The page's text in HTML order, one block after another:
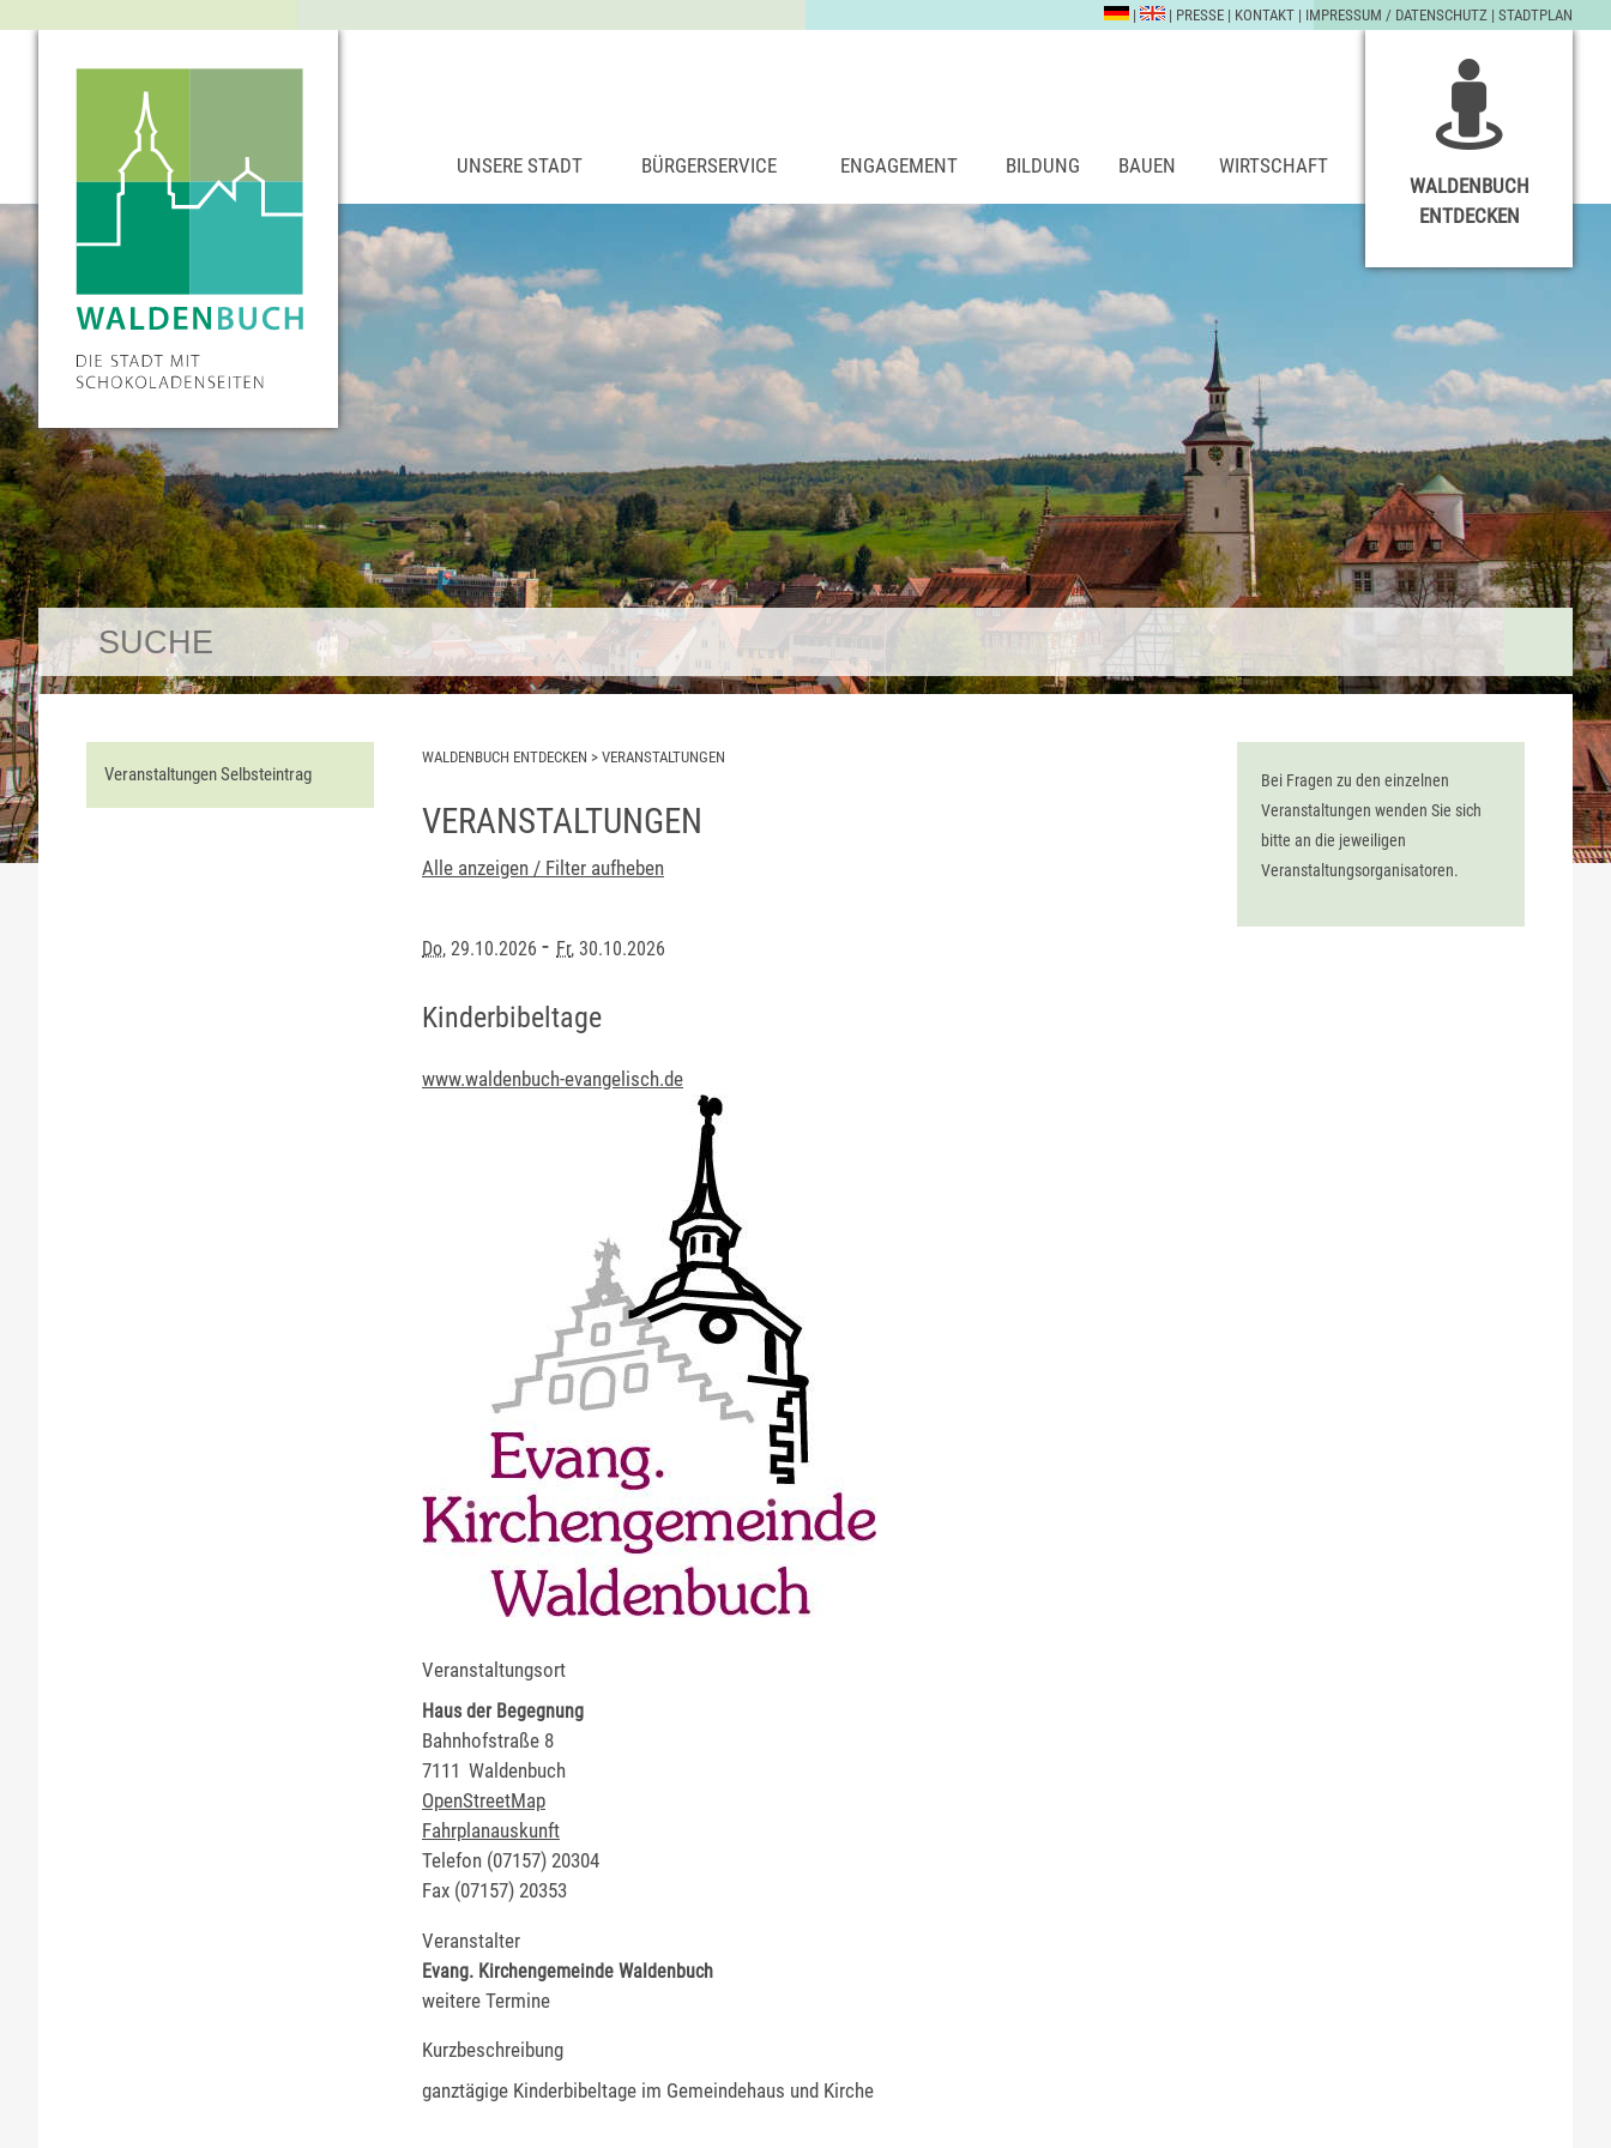
| | PRESSE | KONTAKT | IMPRESSUM / DATENSCHUTZ | STADTPLAN
UNSERE STADT BÜRGERSERVICE ENGAGEMENT BILDUNG BAUEN
WIRTSCHAFT
WALDENBUCH
ENTDECKEN
Veranstaltungen Selbsteintrag
WALDENBUCH ENTDECKEN > VERANSTALTUNGEN
VERANSTALTUNGEN
Alle anzeigen / Filter aufheben
Do, 29.10.2026 - Fr, 30.10.2026
Kinderbibeltage
www.waldenbuch-evangelisch.de
Veranstaltungsort
Haus der Begegnung
Bahnhofstraße 8
7111 Waldenbuch
OpenStreetMap
Fahrplanauskunft
Telefon (07157) 20304
Fax (07157) 20353
Veranstalter
Evang. Kirchengemeinde Waldenbuch
weitere Termine
Kurzbeschreibung
ganztägige Kinderbibeltage im Gemeindehaus und Kirche
Bei Fragen zu den einzelnen
Veranstaltungen wenden Sie sich
bitte an die jeweiligen
Veranstaltungsorganisatoren.